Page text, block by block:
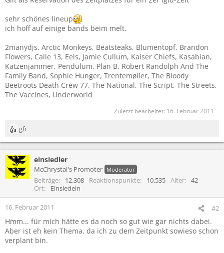
sehr schönes lineup
ich hoff auf einige bands beim melt.
2manydjs, Arctic Monkeys, Beatsteaks, Blumentopf, Brandon
Flowers, Calle 13, Eels, Jamie Cullum, Kaiser Chiefs, Kasabian,
Katzenjammer, Pendulum, Plan B, Robert Randolph And The
Family Band, Sophie Hunger, Trentemøller, The Bloody
Beetroots Death Crew 77, The National, The Script, The Streets,
The Vaccines, Underworld
Zuletzt bearbeitet: 16. Februar 2011
R
e
k
t
i
n
e
:
gfc
einsiedler
McChrystal's Promoter Moderator
Beiträge 12.308 Reaktionspunkte 10.535 Alter
42
Ort
Einsiedeln
16. Februar 2011 #2
Hmm... für mich hätte es da noch so gut wie gar nichts dabei.
Aber ist eh kein Thema, da ich zu dem Zeitpunkt sowieso schon
verplant bin.